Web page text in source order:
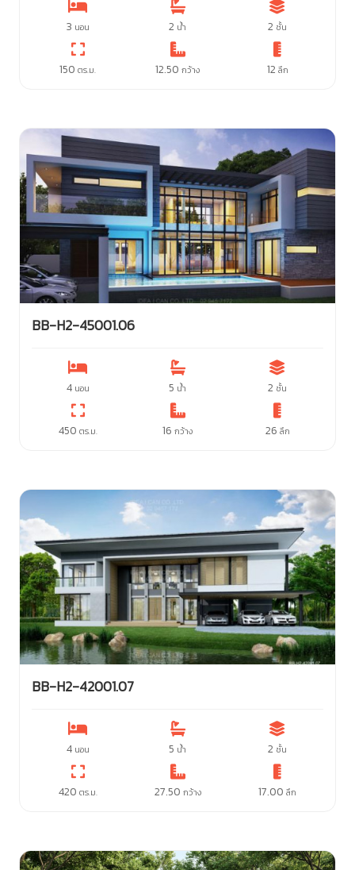
3 นอน 2 น้ำ 2 ชั้น
150 ตร.ม. 12.50 กว้าง 12 ลึก
BB-H2-45001.06
4 นอน 5 น้ำ 2 ชั้น
450 ตร.ม. 16 กว้าง 26 ลึก
BB-H2-42001.07
4 นอน 5 น้ำ 2 ชั้น
420 ตร.ม. 27.50 กว้าง 17.00 ลึก